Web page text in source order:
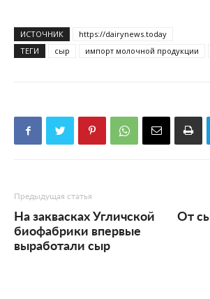
ИСТОЧНИК
https://dairynews.today
ТЕГИ
сыр импорт молочной продукции
Предыдущая статья
На заквасках Угличской
биофабрики впервые
выработали сыр
От